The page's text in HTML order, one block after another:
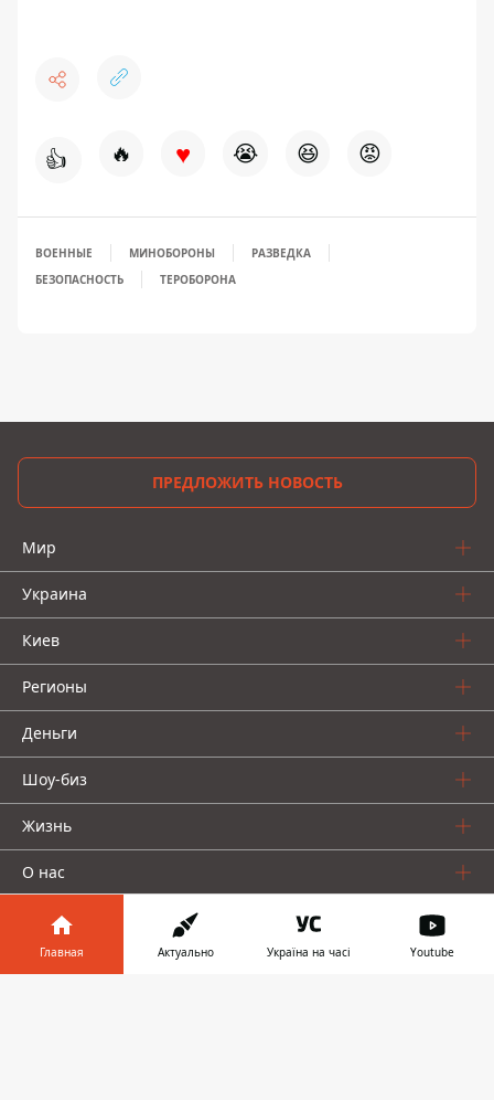
👍 🔥 ♥ 😭 😆 😡
ВОЕННЫЕ МИНОБОРОНЫ
РАЗВЕДКА
БЕЗОПАСНОСТЬ
ТЕРОБОРОНА
ПРЕДЛОЖИТЬ НОВОСТЬ
Мир
Украина
Киев
Регионы
Деньги
Шоу-биз
Жизнь
О нас
Главная Актуально Україна на часі Youtube